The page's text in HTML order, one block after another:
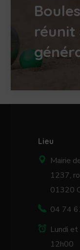
réunit
Lieu
Mairie
1237,
01320
04 74
Lundi
12h00